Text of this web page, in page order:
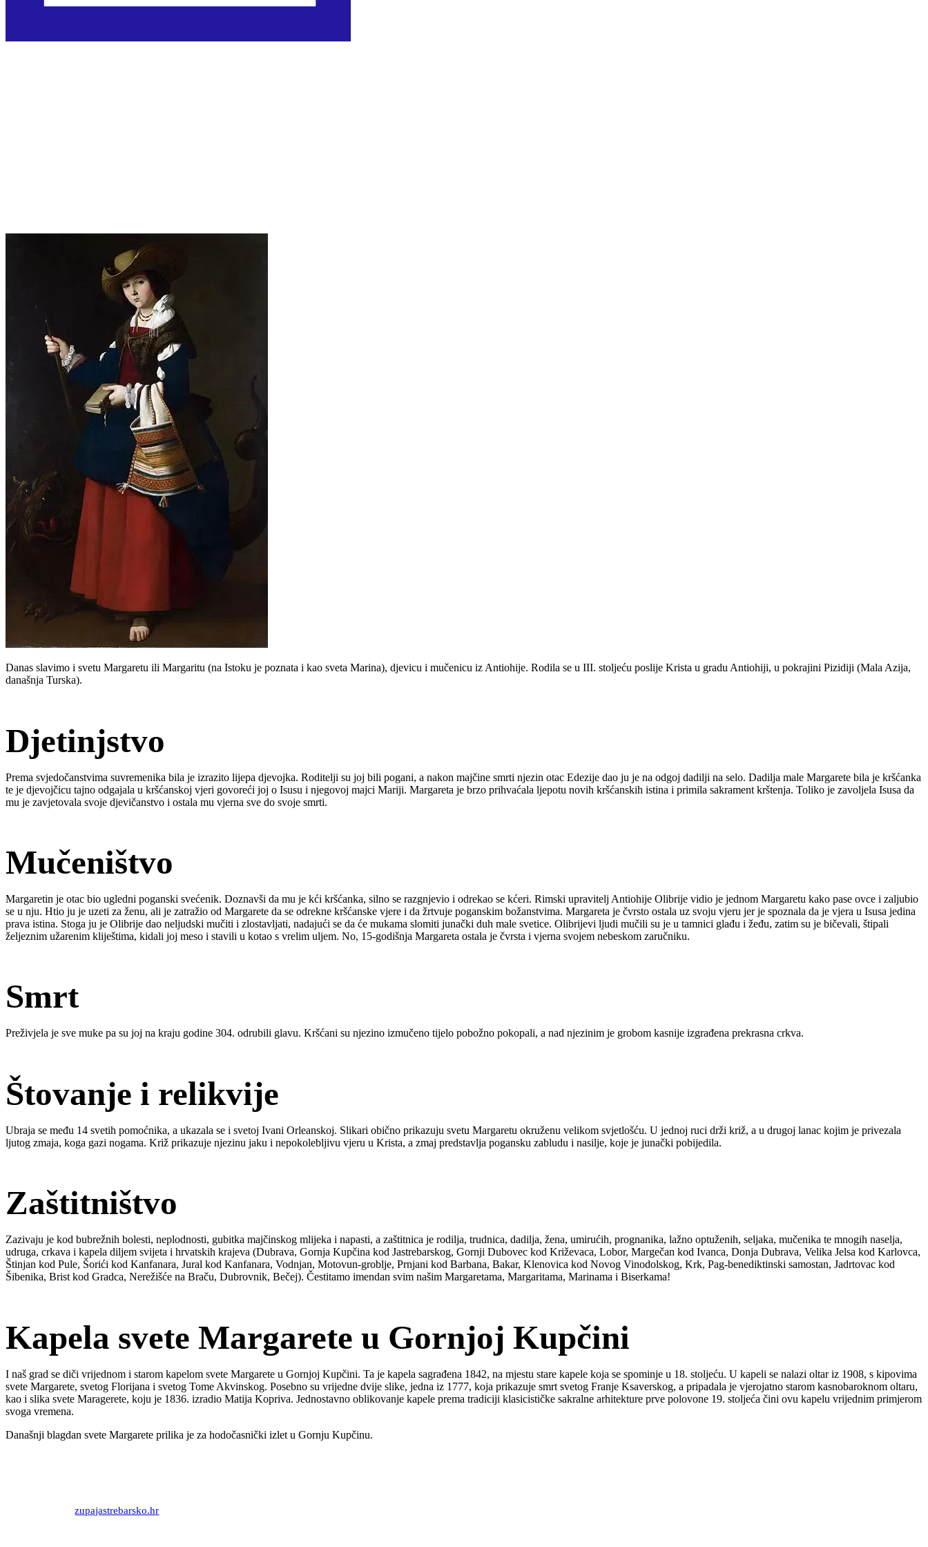
Danas slavimo i svetu Margaretu ili Margaritu (na Istoku je poznata i kao sveta Marina), djevicu i mučenicu iz Antiohije. Rodila se u III. stoljeću poslije Krista u gradu Antiohiji, u pokrajini Pizidiji (Mala Azija,
današnja Turska).
Djetinjstvo
Prema svjedočanstvima suvremenika bila je izrazito lijepa djevojka. Roditelji su joj bili pogani, a nakon majčine smrti njezin otac Edezije dao ju je na odgoj dadilji na selo. Dadilja male Margarete bila je kršćanka
te je djevojčicu tajno odgajala u kršćanskoj vjeri govoreći joj o Isusu i njegovoj majci Mariji. Margareta je brzo prihvaćala ljepotu novih kršćanskih istina i primila sakrament krštenja. Toliko je zavoljela Isusa da
mu je zavjetovala svoje djevičanstvo i ostala mu vjerna sve do svoje smrti.
Mučeništvo
Margaretin je otac bio ugledni poganski svećenik. Doznavši da mu je kći kršćanka, silno se razgnjevio i odrekao se kćeri. Rimski upravitelj Antiohije Olibrije vidio je jednom Margaretu kako pase ovce i zaljubio
se u nju. Htio ju je uzeti za ženu, ali je zatražio od Margarete da se odrekne kršćanske vjere i da žrtvuje poganskim božanstvima. Margareta je čvrsto ostala uz svoju vjeru jer je spoznala da je vjera u Isusa jedina
prava istina. Stoga ju je Olibrije dao neljudski mučiti i zlostavljati, nadajući se da će mukama slomiti junački duh male svetice. Olibrijevi ljudi mučili su je u tamnici glađu i žeđu, zatim su je bičevali, štipali
željeznim užarenim kliještima, kidali joj meso i stavili u kotao s vrelim uljem. No, 15-godišnja Margareta ostala je čvrsta i vjerna svojem nebeskom zaručniku.
Smrt
Preživjela je sve muke pa su joj na kraju godine 304. odrubili glavu. Kršćani su njezino izmučeno tijelo pobožno pokopali, a nad njezinim je grobom kasnije izgrađena prekrasna crkva.
Štovanje i relikvije
Ubraja se među 14 svetih pomoćnika, a ukazala se i svetoj Ivani Orleanskoj. Slikari obično prikazuju svetu Margaretu okruženu velikom svjetlošću. U jednoj ruci drži križ, a u drugoj lanac kojim je privezala
ljutog zmaja, koga gazi nogama. Križ prikazuje njezinu jaku i nepokolebljivu vjeru u Krista, a zmaj predstavlja pogansku zabludu i nasilje, koje je junački pobijedila.
Zaštitništvo
Zazivaju je kod bubrežnih bolesti, neplodnosti, gubitka majčinskog mlijeka i napasti, a zaštitnica je rodilja, trudnica, dadilja, žena, umirućih, prognanika, lažno optuženih, seljaka, mučenika te mnogih naselja,
udruga, crkava i kapela diljem svijeta i hrvatskih krajeva (Dubrava, Gornja Kupčina kod Jastrebarskog, Gornji Dubovec kod Križevaca, Lobor, Margečan kod Ivanca, Donja Dubrava, Velika Jelsa kod Karlovca,
Štinjan kod Pule, Šorići kod Kanfanara, Jural kod Kanfanara, Vodnjan, Motovun-groblje, Prnjani kod Barbana, Bakar, Klenovica kod Novog Vinodolskog, Krk, Pag-benediktinski samostan, Jadrtovac kod
Šibenika, Brist kod Gradca, Nerežišće na Braču, Dubrovnik, Bečej). Čestitamo imendan svim našim Margaretama, Margaritama, Marinama i Biserkama!
Kapela svete Margarete u Gornjoj Kupčini
I naš grad se diči vrijednom i starom kapelom svete Margarete u Gornjoj Kupčini. Ta je kapela sagrađena 1842, na mjestu stare kapele koja se spominje u 18. stoljeću. U kapeli se nalazi oltar iz 1908, s kipovima
svete Margarete, svetog Florijana i svetog Tome Akvinskog. Posebno su vrijedne dvije slike, jedna iz 1777, koja prikazuje smrt svetog Franje Ksaverskog, a pripadala je vjerojatno starom kasnobaroknom oltaru,
kao i slika svete Maragerete, koju je 1836. izradio Matija Kopriva. Jednostavno oblikovanje kapele prema tradiciji klasicističke sakralne arhitekture prve polovone 19. stoljeća čini ovu kapelu vrijednim primjerom
svoga vremena.
Današnji blagdan svete Margarete prilika je za hodočasnički izlet u Gornju Kupčinu.
Izvor:zupajastrebarsko.hr